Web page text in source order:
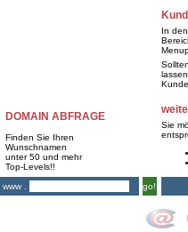
DOMAIN ABFRAGE
Finden Sie Ihren
Wunschnamen
unter 50 und mehr
Top-Levels!!
www .
go!
In
lassen.
Sie